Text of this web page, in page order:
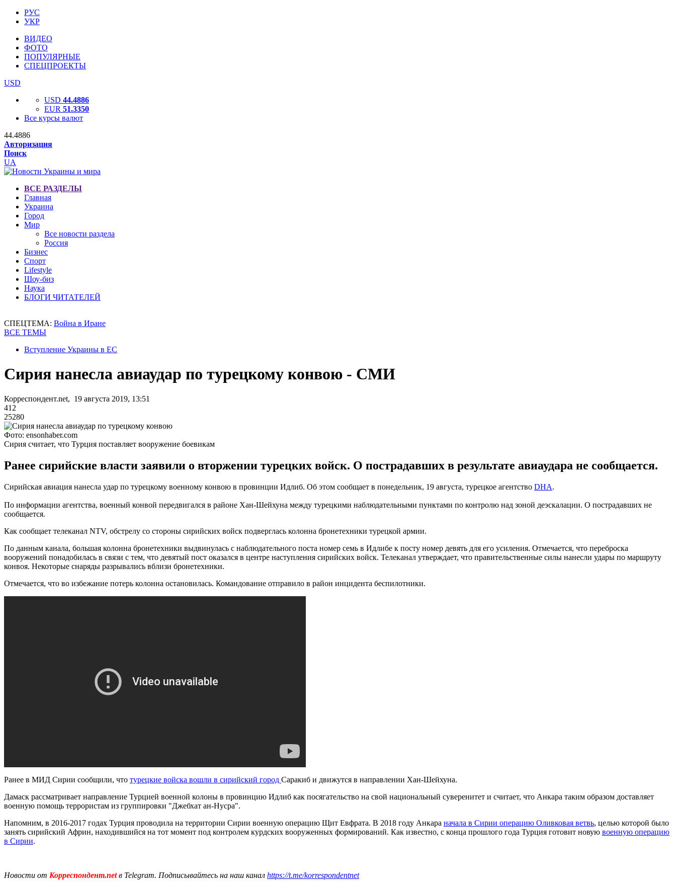
РУС
УКР
ВИДЕО
ФОТО
ПОПУЛЯРНЫЕ
СПЕЦПРОЕКТЫ
USD
USD 44.4886
EUR 51.3350
Все курсы валют
44.4886
Авторизация
Поиск
UA
ВСЕ РАЗДЕЛЫ
Главная
Украина
Город
Мир
Все новости раздела
Россия
Бизнес
Спорт
Lifestyle
Шоу-биз
Наука
БЛОГИ ЧИТАТЕЛЕЙ
СПЕЦТЕМА: Война в Иране
ВСЕ ТЕМЫ
Вступление Украины в ЕС
Сирия нанесла авиаудар по турецкому конвою - СМИ
Корреспондент.net, 19 августа 2019, 13:51
412
25280
Фото: ensonhaber.com
Сирия считает, что Турция поставляет вооружение боевикам
Ранее сирийские власти заявили о вторжении турецких войск. О пострадавших в результате авиаудара не сообщается.
Сирийская авиация нанесла удар по турецкому военному конвою в провинции Идлиб. Об этом сообщает в понедельник, 19 августа, турецкое агентство DHA.
По информации агентства, военный конвой передвигался в районе Хан-Шейхуна между турецкими наблюдательными пунктами по контролю над зоной деэскалации. О пострадавших не
сообщается.
Как сообщает телеканал NTV, обстрелу со стороны сирийских войск подверглась колонна бронетехники турецкой армии.
По данным канала, большая колонна бронетехники выдвинулась с наблюдательного поста номер семь в Идлибе к посту номер девять для его усиления. Отмечается, что переброска
вооружений понадобилась в связи с тем, что девятый пост оказался в центре наступления сирийских войск. Телеканал утверждает, что правительственные силы нанесли удары по маршруту
конвоя. Некоторые снаряды разрывались вблизи бронетехники.
Отмечается, что во избежание потерь колонна остановилась. Командование отправило в район инцидента беспилотники.
Ранее в МИД Сирии сообщили, что турецкие войска вошли в сирийский город Саракиб и движутся в направлении Хан-Шейхуна.
Дамаск рассматривает направление Турцией военной колоны в провинцию Идлиб как посягательство на свой национальный суверенитет и считает, что Анкара таким образом доставляет
военную помощь террористам из группировки "Джебхат ан-Нусра".
Напомним, в 2016-2017 годах Турция проводила на территории Сирии военную операцию Щит Евфрата. В 2018 году Анкара начала в Сирии операцию Оливковая ветвь, целью которой было
занять сирийский Африн, находившийся на тот момент под контролем курдских вооруженных формирований. Как известно, с конца прошлого года Турция готовит новую военную операцию
в Сирии.
Новости от Корреспондент.netв Telegram. Подписывайтесь на наш канал https://t.me/korrespondentnet